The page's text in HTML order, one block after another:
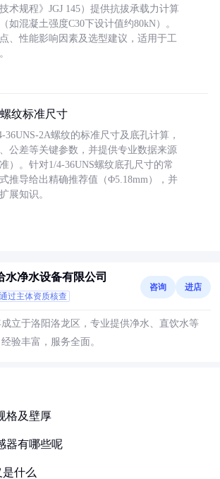
术规程》JGJ 145）提供抗拔承载力计算
如混凝土强度C30下设计值约80kN）。
、性能影响因素及选型建议，适用于工
纹标准尺寸
36UNS-2A螺纹的标准尺寸及底孔计算，
公差等关键参数，并提供专业数据来源
）。针对1/4-36UNS螺纹底孔尺寸的常
推导给出精确推荐值（Φ5.18mm），并
展知识。
水净水设备有限公司
通过主体资质核查
咨询 进店
立于洛阳洛龙区，专业提供净水、直饮水等
验丰富，服务全面。
格及壁厚
器有哪些呢
是什么